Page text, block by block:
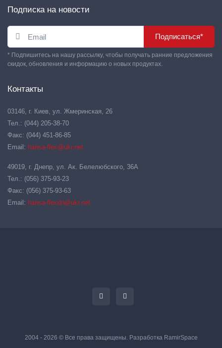
Подписка на новости
Подписаться*
* Подпишитесь на нашу рассылку, чтобы получать ранние предложения
скидок, обновления и информацию о новых продуктах.
Контакты
03146, г. Киев, ул. Жмеринская, 26
Тел.: (044) 205-38-70
Факс: (044) 451-86-85
Email: hansa-flex@ukr.net
49019, г. Днепр, ул. Ак. Белелюбского, 36А
Тел.: (056) 375-93-23
Факс: (056) 375-93-63
Email: hansa-flexdn@ukr.net
2004 - 2026 © Все права защищены. Разработка RamirSpace